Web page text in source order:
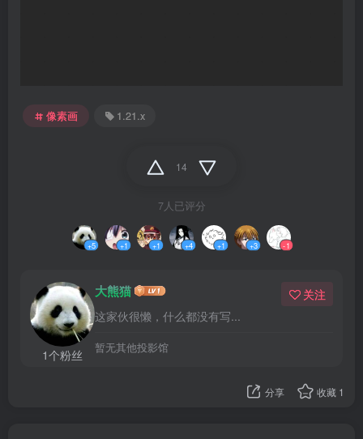
像素画 1.21.x
14
7人已评分
+5 +1 +1 +4 +1 +3 -1
1个粉丝
大熊猫
这家伙很懒，什么都没有写...
关注
暂无其他投影馆
分享 收藏 1